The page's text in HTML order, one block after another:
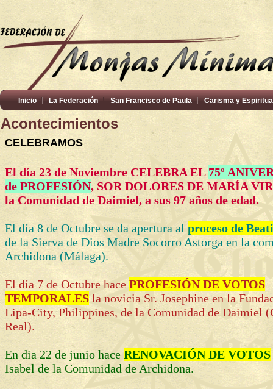
Inicio La Federación San Francisco de Paula Carisma y
Acontecimientos
CELEBRAMOS
El día 23 de Noviembre CELEBRA EL 75º
de PROFESIÓN, SOR DOLORES DE MARÍA
la Comunidad de Daimiel, a sus 97 años de edad.
El día 8 de Octubre se da apertura al proceso de
de la Sierva de Dios Madre Socorro Astorga en la
Archidona (Málaga).
El día 7 de Octubre hace PROFESIÓN DE VOTOS
TEMPORALESla novicia Sr. Josephine en la
Lipa-City, Philippines, de la Comunidad de Daimiel
Real).
En dia 22 de junio hace RENOVACIÓN DE VOTOS
Isabel de la Comunidad de Archidona.